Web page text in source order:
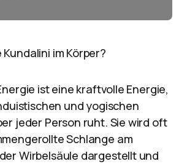
im Körper?
ist eine kraftvolle Energie,
und yogischen
jeder Person ruht. Sie wird oft
Schlange am
Wirbelsäule dargestellt und